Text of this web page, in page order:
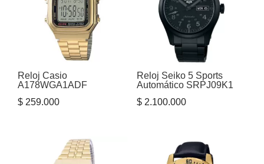
Reloj Casio
A178WGA1ADF
$ 259.000
Reloj Seiko 5 Sports
Automático SRPJ09K1
$2.100.000